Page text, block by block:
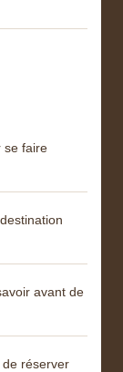
se faire
avant de
réserver